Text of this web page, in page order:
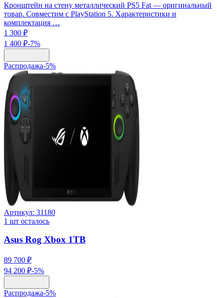
Кронштейн на стену металлический PS5 Fat — оригинальный
товар. Совместим с PlayStation 5. Характеристики и
комплектация …
1 300 ₽
1 400 ₽-7%
Распродажа-5%
Артикул: 31180
1 шт осталось
Asus Rog Xbox 1TB
89 700 ₽
94 200 ₽-5%
Распродажа-5%